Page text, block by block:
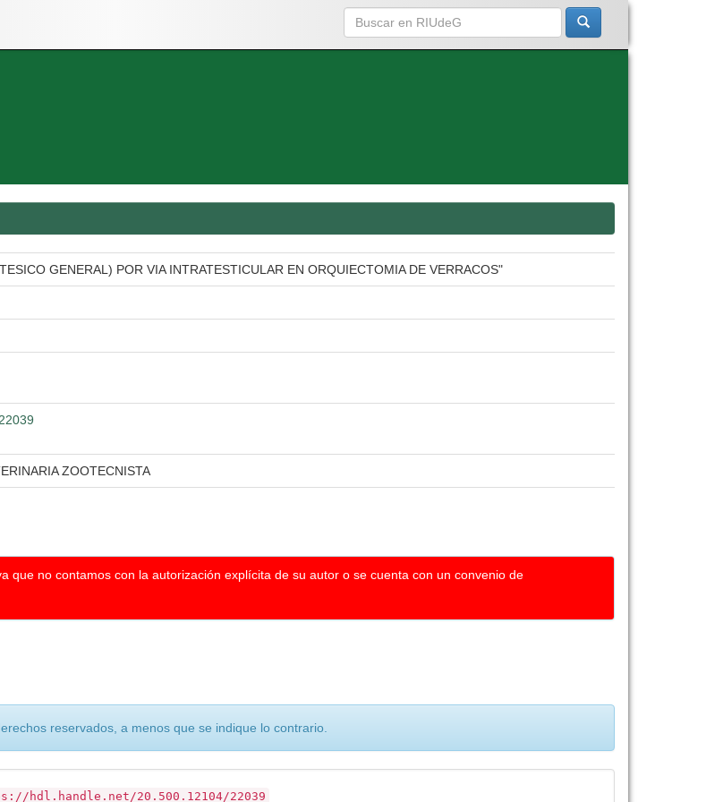
GENERAL) POR VIA INTRATESTICULAR EN ORQUIECTOMIA DE VERRACOS"
ZOOTECNISTA
que no contamos con la autorización explícita de su autor o se cuenta con un convenio de
reservados, a menos que se indique lo contrario.
hdl.handle.net/20.500.12104/22039